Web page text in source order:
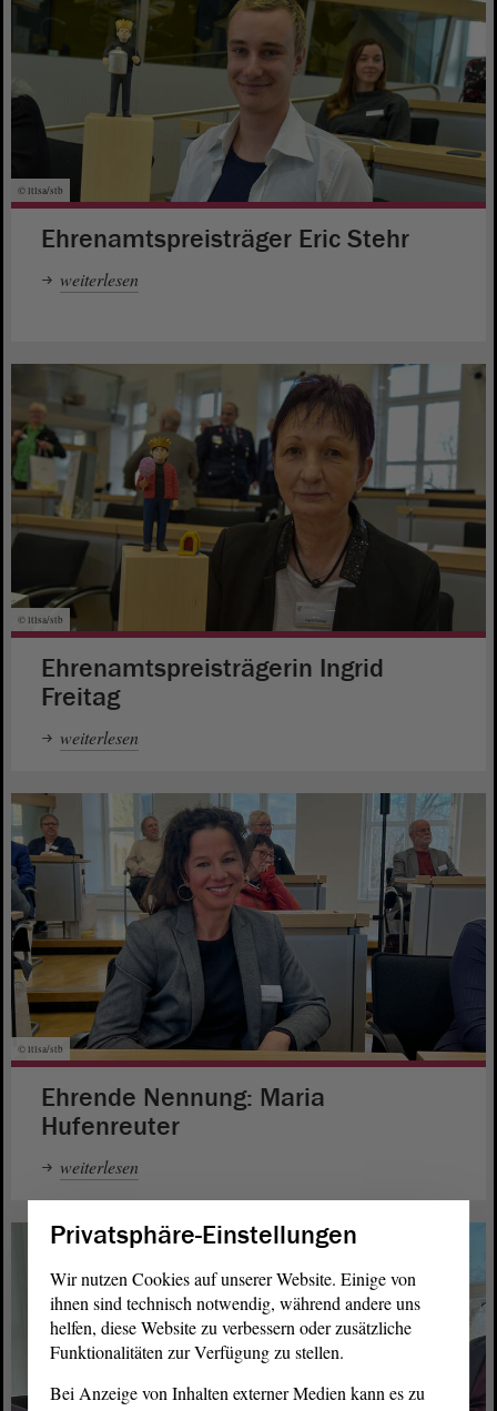
© ltlsa/stb
Ehrenamtspreisträger Eric Stehr
weiterlesen
© ltlsa/stb
Ehrenamtspreisträgerin Ingrid
Freitag
weiterlesen
© ltlsa/stb
Ehrende Nennung: Maria
Hufenreuter
weiterlesen
Privatsphäre-Einstellungen
Wir nutzen Cookies auf unserer Website. Einige von
ihnen sind technisch notwendig, während andere uns
helfen, diese Website zu verbessern oder zusätzliche
Funktionalitäten zur Verfügung zu stellen.
Bei Anzeige von Inhalten externer Medien kann es zu